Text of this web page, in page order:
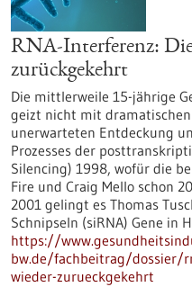
RNA-Interferenz:
zurückgekehrt
Die mittlerweile 15-jährige
geizt nicht mit
unerwarteten Entdeckung
Prozesses der
Silencing) 1998, wofür die
Fire und Craig Mello schon
2001 gelingt es Thomas
Schnipseln (siRNA) Gene in
https://
bw.de/fachbeitrag/dossier/
wieder-zurueckgekehrt